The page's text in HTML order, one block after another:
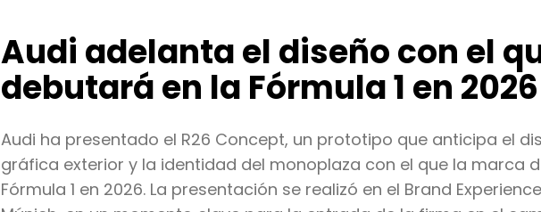
Audi adelanta el diseño con el
debutará en la Fórmula 1 en 2026
Audi ha presentado el R26 Concept, un prototipo que anticipa el
gráfica exterior y la identidad del monoplaza con el que la marca
Fórmula 1 en 2026. La presentación se realizó en el Brand